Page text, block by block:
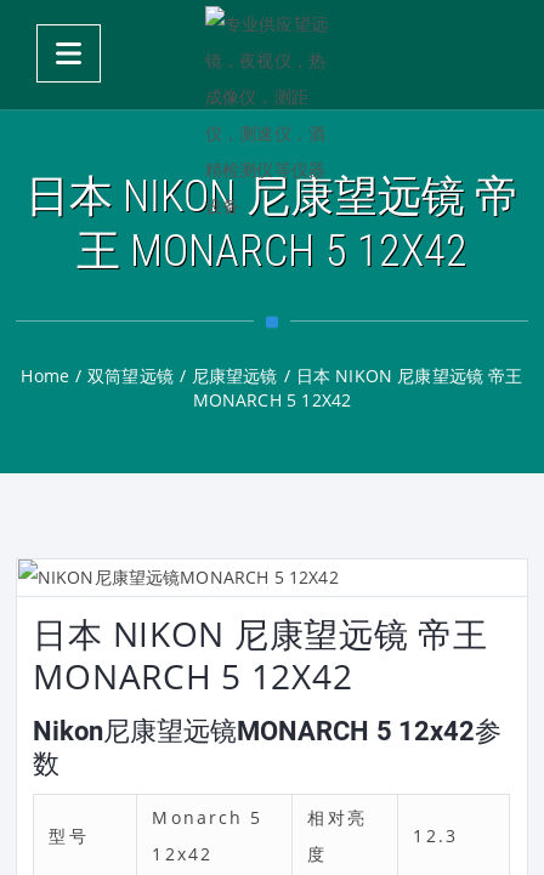
日本 NIKON 尼康望远镜 帝
王 MONARCH 5 12X42
Home / 双筒望远镜 / 尼康望远镜 / 日本 NIKON 尼康望远镜 帝王
MONARCH 5 12X42
日本 NIKON 尼康望远镜 帝王
MONARCH 5 12X42
Nikon尼康望远镜MONARCH 5 12x42参
数
型号
Monarch 5
12x42
相对亮
度
12.3